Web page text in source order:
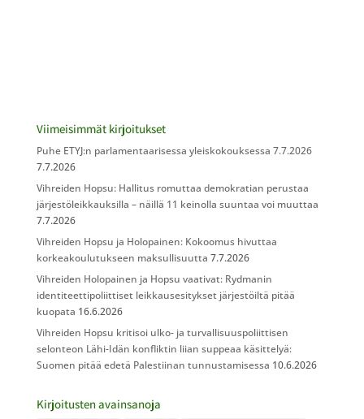
Viimeisimmät kirjoitukset
Puhe ETYJ:n parlamentaarisessa yleiskokouksessa 7.7.2026
7.7.2026
Vihreiden Hopsu: Hallitus romuttaa demokratian perustaa
järjestöleikkauksilla – näillä 11 keinolla suuntaa voi muuttaa
7.7.2026
Vihreiden Hopsu ja Holopainen: Kokoomus hivuttaa
korkeakoulutukseen maksullisuutta 7.7.2026
Vihreiden Holopainen ja Hopsu vaativat: Rydmanin
identiteettipoliittiset leikkausesitykset järjestöiltä pitää
kuopata 16.6.2026
Vihreiden Hopsu kritisoi ulko- ja turvallisuuspoliittisen
selonteon Lähi-Idän konfliktin liian suppeaa käsittelyä:
Suomen pitää edetä Palestiinan tunnustamisessa 10.6.2026
Kirjoitusten avainsanoja